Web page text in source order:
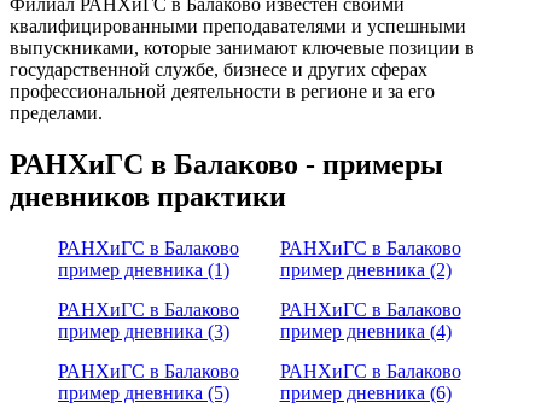
квалифицированными преподавателями и успешными
выпускниками, которые занимают ключевые позиции в
государственной службе, бизнесе и других сферах
профессиональной деятельности в регионе и за его
пределами.
РАНХиГС в Балаково - примеры
дневников практики
РАНХиГС в Балаково
пример дневника (1)
РАНХиГС в Балаково
пример дневника (2)
РАНХиГС в Балаково
пример дневника (3)
РАНХиГС в Балаково
пример дневника (4)
РАНХиГС в Балаково
пример дневника (5)
РАНХиГС в Балаково
пример дневника (6)